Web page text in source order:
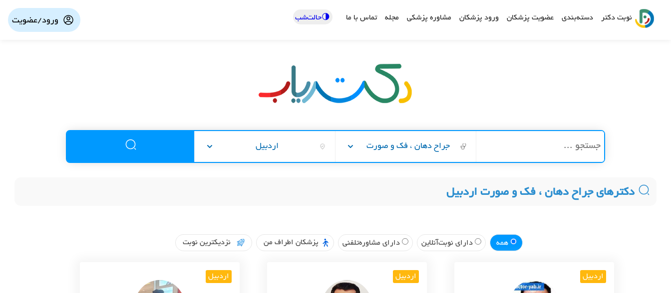
نوبت دکتر دسته‌بندی عضویت پزشکان ورود پزشکان مشاوره پزشکی مجله تماس با ما 🌗حالت‌شب ورود/عضویت
جراح دهان ، فک و صورت اردبیل
دکترهای جراح دهان ، فک و صورت اردبیل
همه دارای نوبت‌آنلاین دارای مشاوره‌تلفنی پزشکان اطراف من نزدیکترین نوبت
اردبیل اردبیل اردبیل